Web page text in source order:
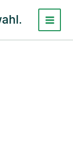
Main